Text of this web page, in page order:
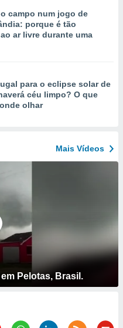
campo num jogo de
porque é tão
ar livre durante uma
para o eclipse solar de
céu limpo? O que
olhar
Mais Vídeos
Pelotas, Brasil.